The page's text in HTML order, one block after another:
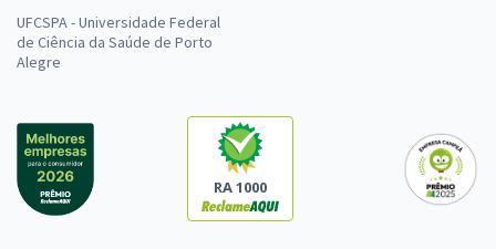
UFCSPA - Universidade Federal
de Ciência da Saúde de Porto
Alegre
RA 1000